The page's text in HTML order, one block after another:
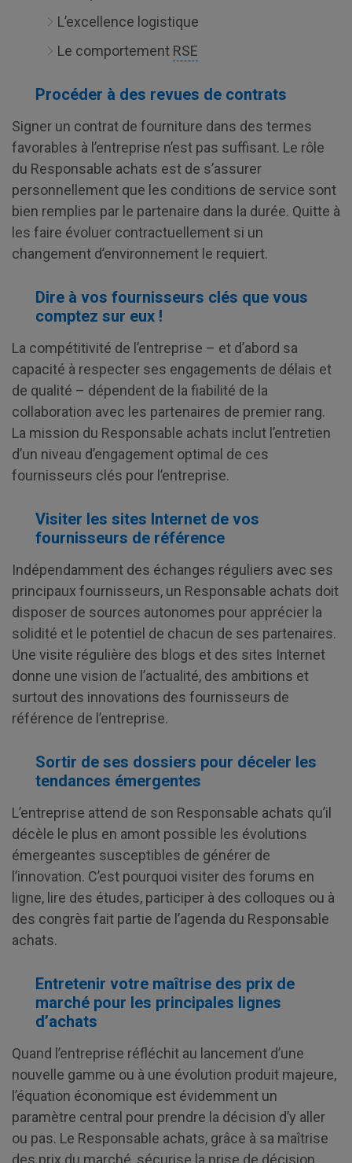
L’excellence logistique
Le comportement RSE
Procéder à des revues de contrats
Signer un contrat de fourniture dans des termes
favorables à l’entreprise n’est pas suffisant. Le rôle
du Responsable achats est de s’assurer
personnellement que les conditions de service sont
bien remplies par le partenaire dans la durée. Quitte à
les faire évoluer contractuellement si un
changement d’environnement le requiert.
Dire à vos fournisseurs clés que vous
comptez sur eux !
La compétitivité de l’entreprise – et d’abord sa
capacité à respecter ses engagements de délais et
de qualité – dépendent de la fiabilité de la
collaboration avec les partenaires de premier rang.
La mission du Responsable achats inclut l’entretien
d’un niveau d’engagement optimal de ces
fournisseurs clés pour l’entreprise.
Visiter les sites Internet de vos
fournisseurs de référence
Indépendamment des échanges réguliers avec ses
principaux fournisseurs, un Responsable achats doit
disposer de sources autonomes pour apprécier la
solidité et le potentiel de chacun de ses partenaires.
Une visite régulière des blogs et des sites Internet
donne une vision de l’actualité, des ambitions et
surtout des innovations des fournisseurs de
référence de l’entreprise.
Sortir de ses dossiers pour déceler les
tendances émergentes
L’entreprise attend de son Responsable achats qu’il
décèle le plus en amont possible les évolutions
émergeantes susceptibles de générer de
l’innovation. C’est pourquoi visiter des forums en
ligne, lire des études, participer à des colloques ou à
des congrès fait partie de l’agenda du Responsable
achats.
Entretenir votre maîtrise des prix de
marché pour les principales lignes
d’achats
Quand l’entreprise réfléchit au lancement d’une
nouvelle gamme ou à une évolution produit majeure,
l’équation économique est évidemment un
paramètre central pour prendre la décision d’y aller
ou pas. Le Responsable achats, grâce à sa maîtrise
des prix du marché, sécurise la prise de décision.